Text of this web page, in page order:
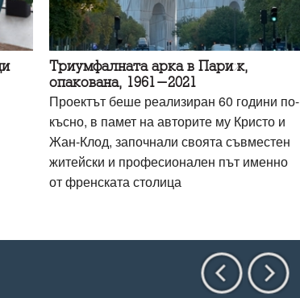
Триумфалната арка в Париж,
опакована, 1961-2021
Проектът беше реализиран 60 години по-
късно, в памет на авторите му Кристо и
Жан-Клод, започнали своята съвместен
житейски и професионален път именно
от френската столица